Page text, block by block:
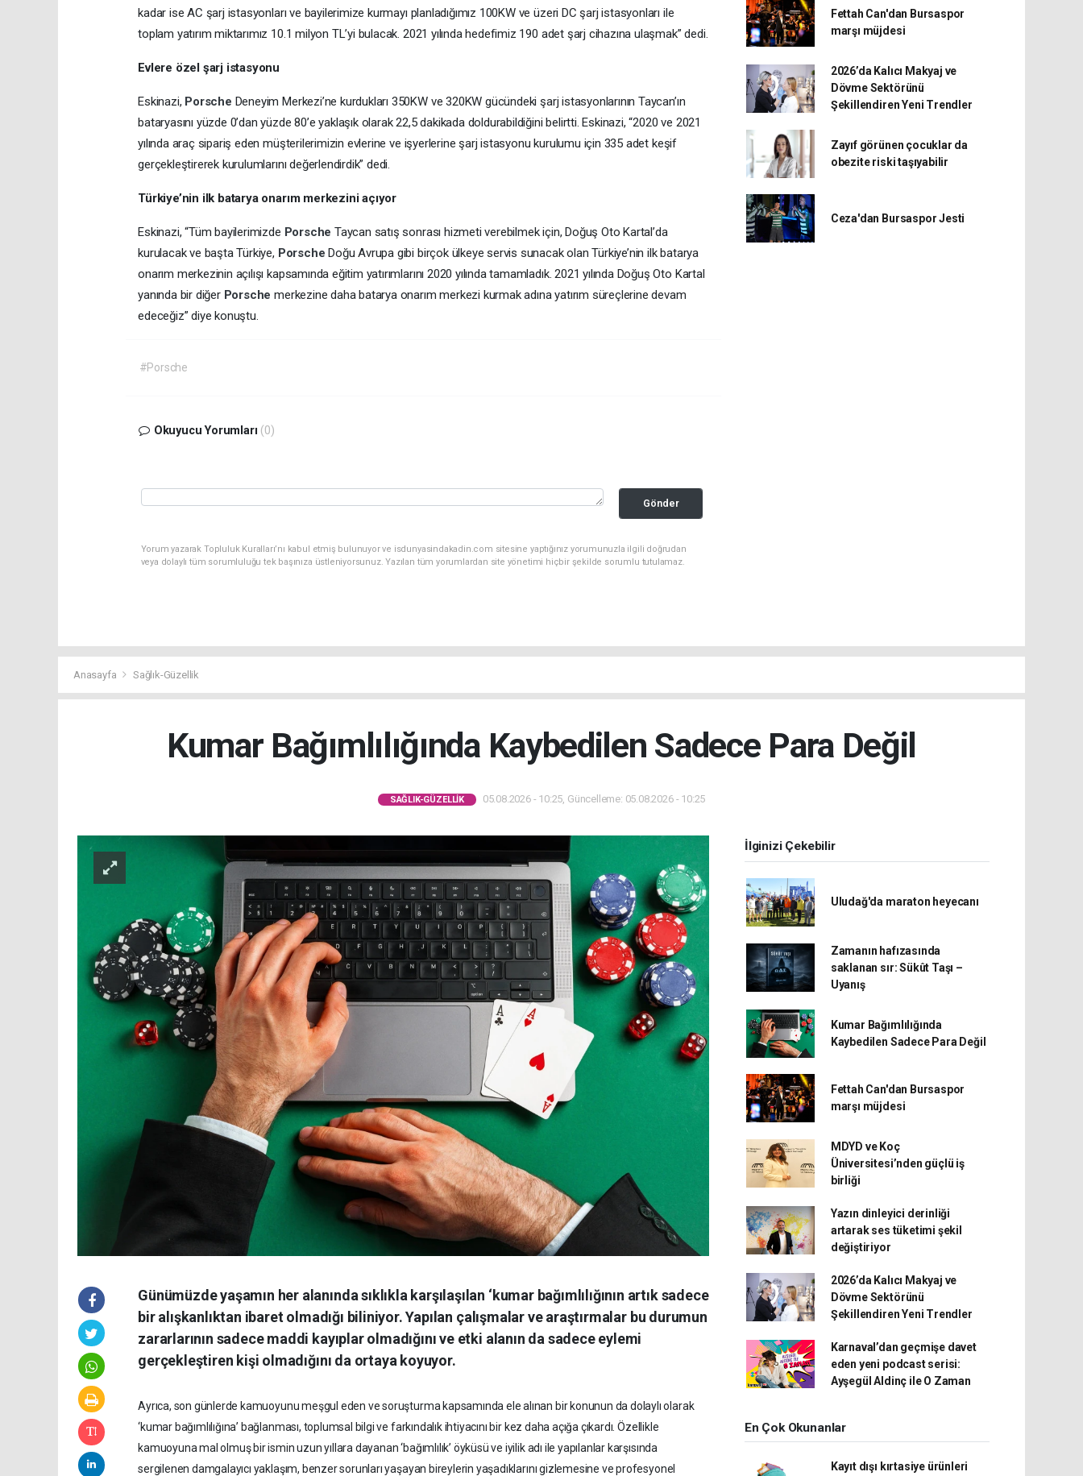
kadar ise AC şarj istasyonları ve bayilerimize kurmayı planladığımız 100KW ve üzeri DC şarj istasyonları ile
toplam yatırım miktarımız 10.1 milyon TL’yi bulacak. 2021 yılında hedefimiz 190 adet şarj cihazına ulaşmak” dedi.
Evlere özel şarj istasyonu
Eskinazi, Porsche Deneyim Merkezi’ne kurdukları 350KW ve 320KW gücündeki şarj istasyonlarının Taycan’ın
bataryasını yüzde 0’dan yüzde 80’e yaklaşık olarak 22,5 dakikada doldurabildiğini belirtti. Eskinazi, “2020 ve 2021
yılında araç sipariş eden müşterilerimizin evlerine ve işyerlerine şarj istasyonu kurulumu için 335 adet keşif
gerçekleştirerek kurulumlarını değerlendirdik” dedi.
Türkiye’nin ilk batarya onarım merkezini açıyor
Eskinazi, “Tüm bayilerimizde Porsche Taycan satış sonrası hizmeti verebilmek için, Doğuş Oto Kartal’da
kurulacak ve başta Türkiye, PorscheDoğu Avrupa gibi birçok ülkeye servis sunacak olan Türkiye’nin ilk batarya
onarım merkezinin açılışı kapsamında eğitim yatırımlarını 2020 yılında tamamladık. 2021 yılında Doğuş Oto Kartal
yanında bir diğer Porschemerkezine daha batarya onarım merkezi kurmak adına yatırım süreçlerine devam
edeceğiz” diye konuştu.
#Porsche
Okuyucu Yorumları (0)
Gönder
Yorum yazarak Topluluk Kuralları’nı kabul etmiş bulunuyor ve isdunyasindakadin.com sitesine yaptığınız yorumunuzla ilgili doğrudan
veya dolaylı tüm sorumluluğu tek başınıza üstleniyorsunuz. Yazılan tüm yorumlardan site yönetimi hiçbir şekilde sorumlu tutulamaz.
Fettah Can'dan Bursaspor
marşı müjdesi
2026’da Kalıcı Makyaj ve
Dövme Sektörünü
Şekillendiren Yeni Trendler
Zayıf görünen çocuklar da
obezite riski taşıyabilir
Ceza'dan Bursaspor Jesti
Anasayfa Sağlık-Güzellik
Kumar Bağımlılığında Kaybedilen Sadece Para Değil
SAĞLIK-GÜZELLIK 05.08.2026 - 10:25, Güncelleme: 05.08.2026 - 10:25
Günümüzde yaşamın her alanında sıklıkla karşılaşılan ‘kumar bağımlılığının artık sadece
bir alışkanlıktan ibaret olmadığı biliniyor. Yapılan çalışmalar ve araştırmalar bu durumun
zararlarının sadece maddi kayıplar olmadığını ve etki alanın da sadece eylemi
gerçekleştiren kişi olmadığını da ortaya koyuyor.
Ayrıca, son günlerde kamuoyunu meşgul eden ve soruşturma kapsamında ele alınan bir konunun da dolaylı olarak
‘kumar bağımlılığına’ bağlanması, toplumsal bilgi ve farkındalık ihtiyacını bir kez daha açığa çıkardı. Özellikle
kamuoyuna mal olmuş bir ismin uzun yıllara dayanan ‘bağımlılık’ öyküsü ve iyilik adı ile yapılanlar karşısında
sergilenen damgalayıcı yaklaşım, benzer sorunları yaşayan bireylerin yaşadıklarını gizlemesine ve profesyonel
İlginizi Çekebilir
Uludağ'da maraton heyecanı
Zamanın hafızasında
saklanan sır: Sükût Taşı –
Uyanış
Kumar Bağımlılığında
Kaybedilen Sadece Para Değil
Fettah Can'dan Bursaspor
marşı müjdesi
MDYD ve Koç
Üniversitesi’nden güçlü iş
birliği
Yazın dinleyici derinliği
artarak ses tüketimi şekil
değiştiriyor
2026’da Kalıcı Makyaj ve
Dövme Sektörünü
Şekillendiren Yeni Trendler
Karnaval’dan geçmişe davet
eden yeni podcast serisi:
Ayşegül Aldinç ile O Zaman
En Çok Okunanlar
Kayıt dışı kırtasiye ürünleri